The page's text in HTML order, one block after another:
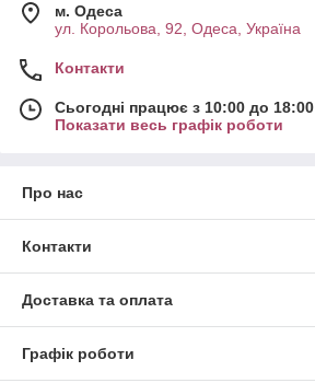
м. Одеса
ул. Корольова, 92, Одеса, Україна
Контакти
Сьогодні працює з 10:00 до 18:00
Показати весь графік роботи
Про нас
Контакти
Доставка та оплата
Графік роботи